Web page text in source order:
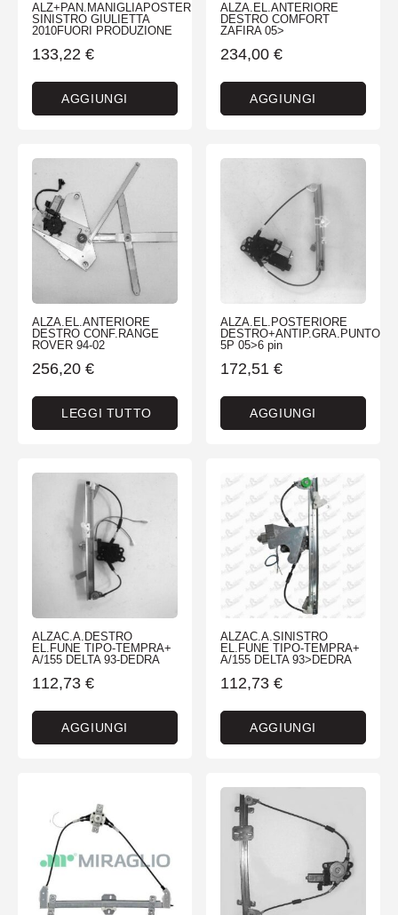
ALZ+PAN.MANIGLIAPOSTERIORE
SINISTRO GIULIETTA
2010FUORI PRODUZIONE
133,22 €
AGGIUNGI
ALZA.EL.ANTERIORE
DESTRO COMFORT
ZAFIRA 05>
234,00 €
AGGIUNGI
ALZA.EL.ANTERIORE
DESTRO CONF.RANGE
ROVER 94-02
256,20 €
LEGGI TUTTO
ALZA.EL.POSTERIORE
DESTRO+ANTIP.GRA.PUNTO
5P 05>6 pin
172,51 €
AGGIUNGI
ALZAC.A.DESTRO
EL.FUNE TIPO-TEMPRA+
A/155 DELTA 93-DEDRA
112,73 €
AGGIUNGI
ALZAC.A.SINISTRO
EL.FUNE TIPO-TEMPRA+
A/155 DELTA 93>DEDRA
112,73 €
AGGIUNGI